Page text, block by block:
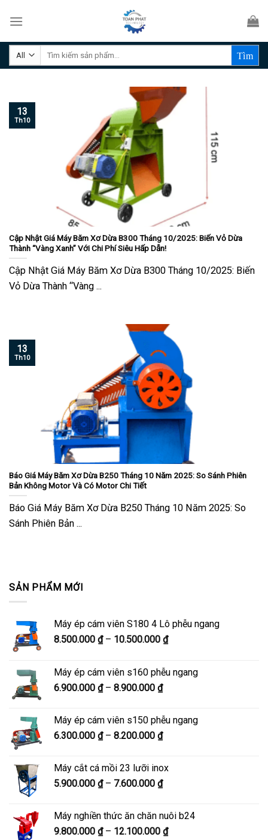
Tìm
SẢN PHẨM MỚI
Máy ép cám viên S180 4 Lô phễu ngang
8.500.000 ₫ – 10.500.000 ₫Khoảng
8.500.000 ₫
Máy ép cám viên s160 phễu ngang
6.900.000 ₫ – 8.900.000 ₫Khoảng
từ
6.900.000 ₫
đến
Máy ép cám viên s150 phễu ngang
6.300.000 ₫ – 8.200.000 ₫Khoảng
6.300.000 ₫
đến
Máy cắt cá mồi 23 lưỡi inox
5.900.000 ₫ – 7.600.000 ₫Khoảng
5.900.000 ₫
đến
Máy nghiền thức ăn chăn nuôi b24
9.800.000 ₫ – 12.100.000 ₫Khoảng
Cập Nhật Giá Máy Băm Xơ Dừa B300 Tháng 10/2025: Biến Vỏ Dừa
Thành “Vàng Xanh” Với Chi Phí Siêu Hấp Dẫn!
Cập Nhật Giá Máy Băm Xơ Dừa B300 Tháng 10/2025: Biến
Vỏ Dừa Thành “Vàng ...
13
Th10
Báo Giá Máy Băm Xơ Dừa B250 Tháng 10 Năm 2025: So Sánh Phiên
Bản Không Motor Và Có Motor Chi Tiết
Báo Giá Máy Băm Xơ Dừa B250 Tháng 10 Năm 2025: So
Sánh Phiên Bản ...
13
Th10